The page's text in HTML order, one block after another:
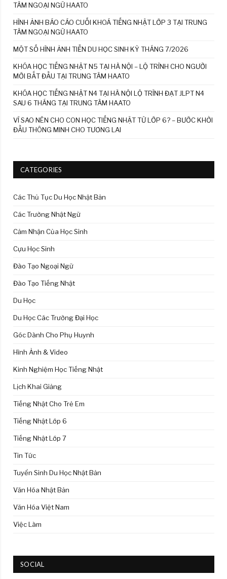
TÂM NGOẠI NGỮ HAATO
HÌNH ẢNH BÁO CÁO CUỐI KHOÁ TIẾNG NHẬT LỚP 3 TẠI TRUNG
TÂM NGOẠI NGỮ HAATO
MỘT SỐ HÌNH ẢNH TIỄN DU HỌC SINH KỲ THÁNG 7/2026
KHÓA HỌC TIẾNG NHẬT N5 TẠI HÀ NỘI – LỘ TRÌNH CHO NGƯỜI
MỚI BẮT ĐẦU TẠI TRUNG TÂM HAATO
KHÓA HỌC TIẾNG NHẬT N4 TẠI HÀ NỘI LỘ TRÌNH ĐẠT JLPT N4
SAU 6 THÁNG TẠI TRUNG TÂM HAATO
VÌ SAO NÊN CHO CON HỌC TIẾNG NHẬT TỪ LỚP 6? – BƯỚC KHỞI
ĐẦU THÔNG MINH CHO TƯƠNG LAI
CATEGORIES
Các Thủ Tục Du Học Nhật Bản
Các Trường Nhật Ngữ
Cảm Nhận Của Học Sinh
Cựu Học Sinh
Đào Tạo Ngoại Ngữ
Đào Tạo Tiếng Nhật
Du Học
Du Học Các Trường Đại Học
Góc Dành Cho Phụ Huynh
Hình Ảnh & Video
Kinh Nghiệm Học Tiếng Nhật
Lịch Khai Giảng
Tiếng Nhật Cho Trẻ Em
Tiếng Nhật Lớp 6
Tiếng Nhật Lớp 7
Tin Tức
Tuyển Sinh Du Học Nhật Bản
Văn Hóa Nhật Bản
Văn Hóa Việt Nam
Việc Làm
SOCIAL